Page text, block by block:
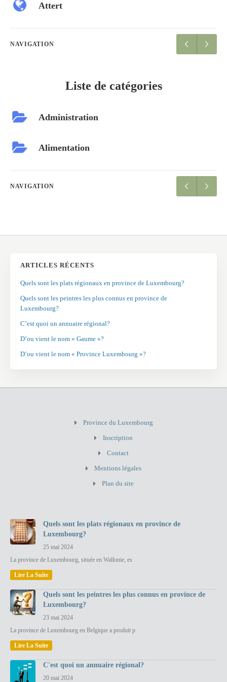
Attert
NAVIGATION
Liste de catégories
Administration
Alimentation
NAVIGATION
ARTICLES RÉCENTS
Quels sont les plats régionaux en province de Luxembourg?
Quels sont les peintres les plus connus en province de
Luxembourg?
C’est quoi un annuaire régional?
D’ou vient le nom « Gaume »?
D’ou vient le nom « Province Luxembourg »?
Province du Luxembourg
Inscription
Contact
Mentions légales
Plan du site
Quels sont les plats régionaux en province de
Luxembourg?
25 mai 2024
La province de Luxembourg, située en Wallonie, es
Lire La Suite
Quels sont les peintres les plus connus en province de
Luxembourg?
23 mai 2024
La province de Luxembourg en Belgique a produit p
Lire La Suite
C'est quoi un annuaire régional?
20 mai 2024